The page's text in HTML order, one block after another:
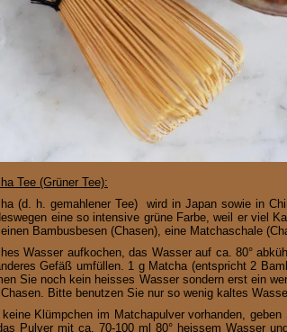
Tee (Grüner Tee):
(d. h. gemahlener Tee) wird in Japan sowie in
eine so intensive grüne Farbe, weil er viel
Bambusbesen (Chasen), eine Matchaschale
Wasser aufkochen, das Wasser auf ca. 80°
Gefäß umfüllen. 1 g Matcha (entspricht 2
Sie noch kein heisses Wasser sondern erst ein
Bitte benutzen Sie nur so wenig kaltes
Klümpchen im Matchapulver vorhanden,
Pulver mit ca. 70-100 ml 80° heissem Wasser